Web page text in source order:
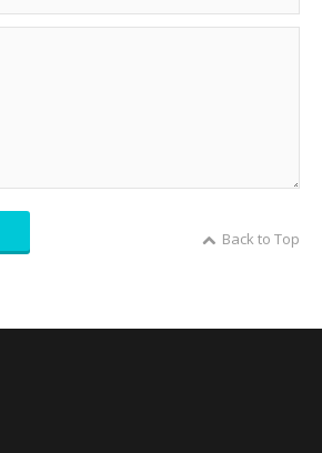
Back to Top